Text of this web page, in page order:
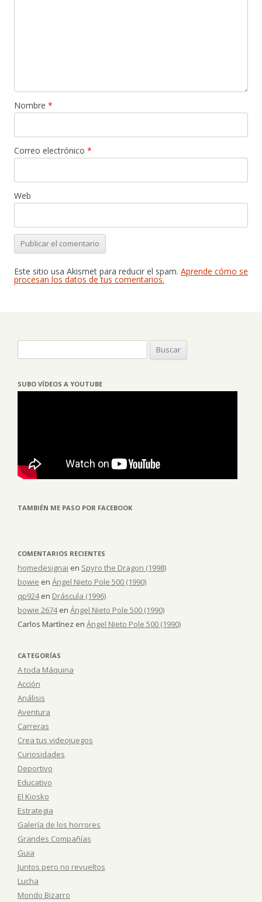
Nombre *
Correo electrónico *
Web
Este sitio usa Akismet para reducir el spam. Aprende cómo se
procesan los datos de tus comentarios.
SUBO VÍDEOS A YOUTUBE
TAMBIÉN ME PASO POR FACEBOOK
COMENTARIOS RECIENTES
homedesignai en Spyro the Dragon (1998)
bowie en Ángel Nieto Pole 500 (1990)
qp924en Dráscula (1996)
bowie 2674en Ángel Nieto Pole 500 (1990)
Carlos Martínez en Ángel Nieto Pole 500 (1990)
CATEGORÍAS
A toda Máquina
Acción
Análisis
Aventura
Carreras
Crea tus videojuegos
Curiosidades
Deportivo
Educativo
El Kiosko
Estrategia
Galería de los horrores
Grandes Compañías
Guia
Juntos pero no revueltos
Lucha
Mondo Bizarro